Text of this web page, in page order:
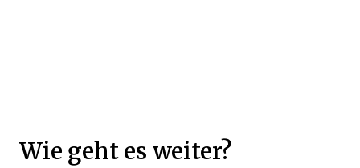
Wie geht es weiter?